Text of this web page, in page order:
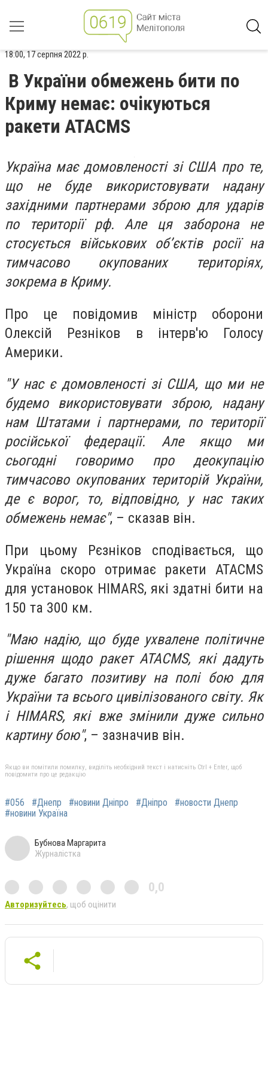
18:00, 17 серпня 2022 р.
В України обмежень бити по
Криму немає: очікуються
ракети ATACMS
Україна має домовленості зі США про те,
що не буде використовувати надану
західними партнерами зброю для ударів
по території рф. Але ця заборона не
стосується військових об’єктів росії на
тимчасово окупованих територіях,
зокрема в Криму.
Про це повідомив міністр оборони
Олексій Резніков в інтерв'ю Голосу
Америки.
"У нас є домовленості зі США, що ми не
будемо використовувати зброю, надану
нам Штатами і партнерами, по території
російської федерації. Але якщо ми
сьогодні говоримо про деокупацію
тимчасово окупованих територій України,
де є ворог, то, відповідно, у нас таких
обмежень немає", – сказав він.
При цьому Рєзніков сподівається, що
Україна скоро отримає ракети ATACMS
для установок HIMARS, які здатні бити на
150 та 300 км.
"Маю надію, що буде ухвалене політичне
рішення щодо ракет ATACMS, які дадуть
дуже багато позитиву на полі бою для
України та всього цивілізованого світу. Як
і HIMARS, які вже змінили дуже сильно
картину бою", – зазначив він.
Якщо ви помітили помилку, виділіть необхідний текст і натисніть Ctrl + Enter, щоб
повідомити про це редакцію
#056 #Днепр #новини Дніпро #Дніпро
#новости Днепр
#новини Україна
Бубнова Маргарита
Журналістка
0,0
Авторизуйтесь, щоб оцінити